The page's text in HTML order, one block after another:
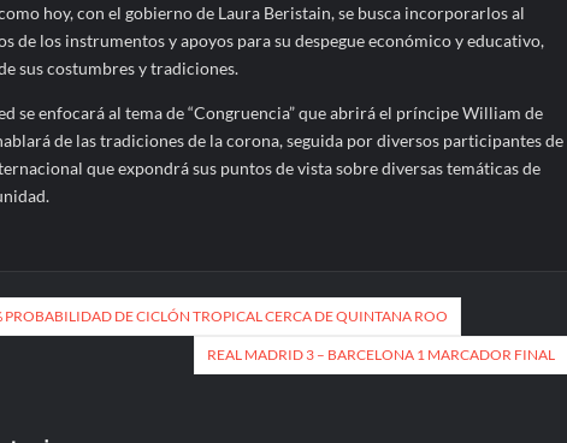
hoy, con el gobierno de Laura Beristain, se busca incorporarlos al
de los instrumentos y apoyos para su despegue económico y educativo,
sus costumbres y tradiciones.
se enfocará al tema de “Congruencia” que abrirá el príncipe William de
de las tradiciones de la corona, seguida por diversos participantes de
que expondrá sus puntos de vista sobre diversas temáticas de
PROBABILIDAD DE CICLÓN TROPICAL CERCA DE QUINTANA ROO
REAL MADRID 3 – BARCELONA 1 MARCADOR FINAL